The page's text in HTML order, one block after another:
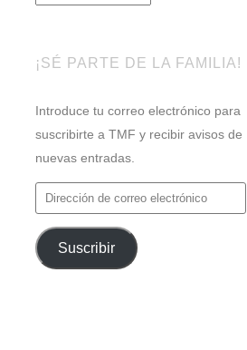
¡SÉ PARTE DE LA FAMILIA!
Introduce tu correo electrónico para
suscribirte a TMF y recibir avisos de
nuevas entradas.
Dirección
de
correo
electrónico
Suscribir